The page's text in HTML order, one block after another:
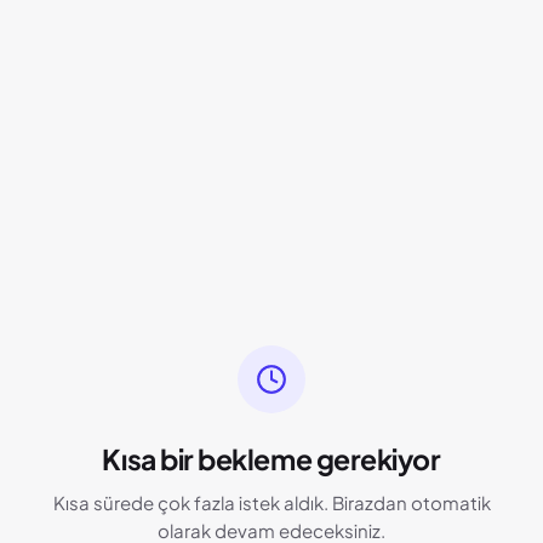
Kısa bir bekleme gerekiyor
Kısa sürede çok fazla istek aldık. Birazdan otomatik
olarak devam edeceksiniz.